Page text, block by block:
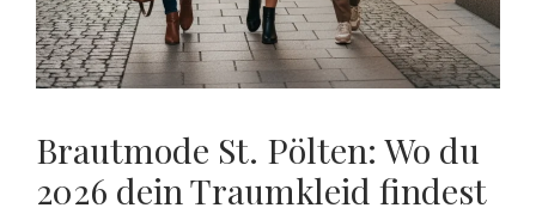
Brautmode St. Pölten: Wo du
2026 dein Traumkleid findest